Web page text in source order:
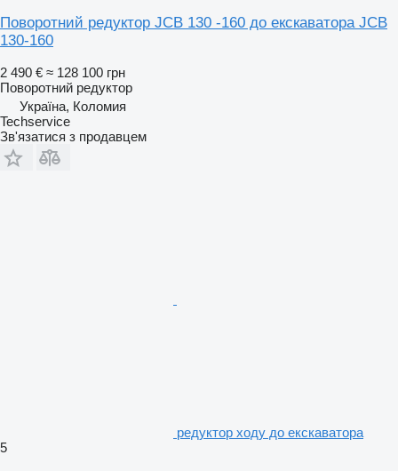
Поворотний редуктор JCB 130 -160 до екскаватора JCB
130-160
2 490 € ≈ 128 100 грн
Поворотний редуктор
Україна, Коломия
Techservice
Зв'язатися з продавцем
редуктор ходу до екскаватора
5